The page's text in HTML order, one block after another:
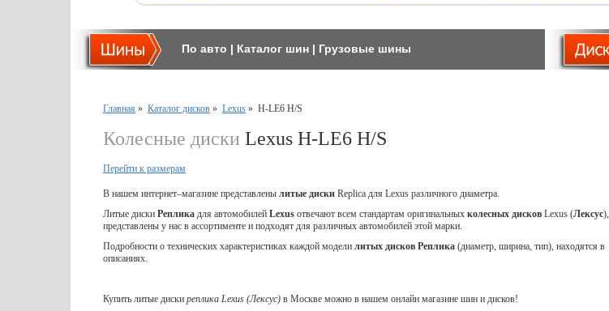
По авто | Каталог шин | Грузовые шины
Главная » Каталог дисков » Lexus » H-LE6 H/S
Колесные диски Lexus H-LE6 H/S
Перейти к размерам
В нашем интернет–магазине представлены литые диски Replica для Lexus различного диаметра.
Литые диски Реплика для автомобилей Lexus отвечают всем стандартам оригинальных колесных дисков Lexus (Лексус),
представлены у нас в ассортименте и подходят для различных автомобилей этой марки.
Подробности о технических характеристиках каждой модели литых дисков Реплика (диаметр, ширина, тип), находятся в
описаниях.
Купить литые диски реплика Lexus (Лексус) в Москве можно в нашем онлайн магазине шин и дисков!